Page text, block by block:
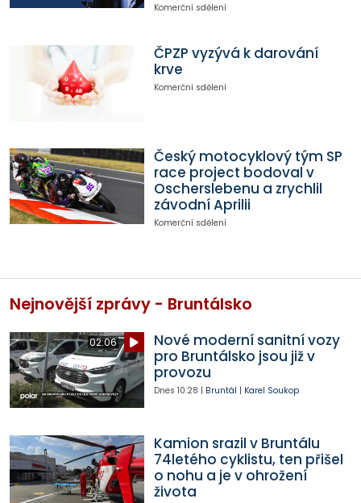
Komerční sdělení
ČPZP vyzývá k darování
krve
Komerční sdělení
Český motocyklový tým SP
race project bodoval v
Oscherslebenu a zrychlil
závodní Aprilii
Komerční sdělení
Nejnovější zprávy - Bruntálsko
02:06
Nové moderní sanitní vozy
pro Bruntálsko jsou již v
provozu
Dnes 10:28 | Bruntál | Karel Soukop
Kamion srazil v Bruntálu
74letého cyklistu, ten přišel
o nohu a je v ohrožení
života